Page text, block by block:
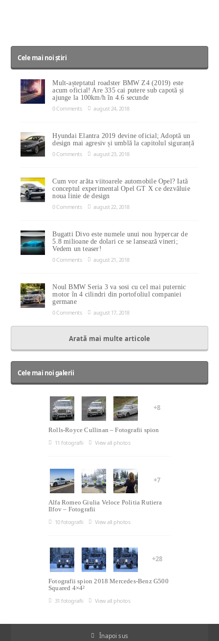
Cele mai noi știri
Mult-așteptatul roadster BMW Z4 (2019) este
acum oficial! Are 335 cai putere sub capotă și
ajunge la 100km/h în 4.6 secunde
0 Comments
august 24, 2018
Hyundai Elantra 2019 devine oficial; Adoptă un
design mai agresiv și umblă la capitolul siguranță
0 Comments
august 23, 2018
Cum vor arăta viitoarele automobile Opel? Iată
conceptul experimental Opel GT X ce dezvăluie
noua linie de design
0 Comments
august 22, 2018
Bugatti Divo este numele unui nou hypercar de
5.8 milioane de dolari ce se lansează vineri;
Vedem un teaser!
0 Comments
august 21, 2018
Noul BMW Seria 3 va sosi cu cel mai puternic
motor în 4 cilindri din portofoliul companiei
germane
0 Comments
august 17, 2018
Arată mai multe articole
Cele mai noi galerii
+8
Rolls-Royce Cullinan – Fotografii spion
11 fotografii
View all photos
+7
Alfa Romeo Giulia Veloce Politia Rutiera
Ilfov – Fotografii
10 fotografii
View all photos
+28
Fotografii spion 2018 Mercedes-Benz G500
Squared 4×4²
31 fotografii
View all photos
Înapoi sus